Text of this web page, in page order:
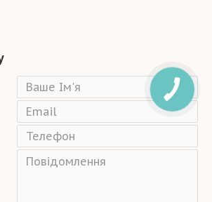
й не відволікають уваги.
кольори штор допоможуть